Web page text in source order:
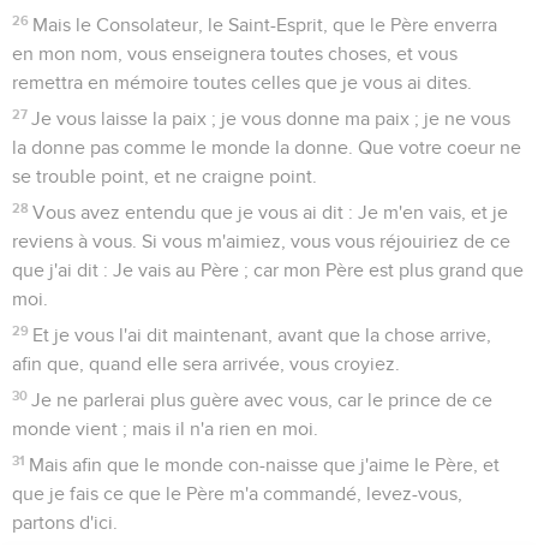
26 Mais le Consolateur, le Saint-Esprit, que le Père enverra
en mon nom, vous enseignera toutes choses, et vous
remettra en mémoire toutes celles que je vous ai dites.
27 Je vous laisse la paix ; je vous donne ma paix ; je ne vous
la donne pas comme le monde la donne. Que votre coeur ne
se trouble point, et ne craigne point.
28 Vous avez entendu que je vous ai dit : Je m'en vais, et je
reviens à vous. Si vous m'aimiez, vous vous réjouiriez de ce
que j'ai dit : Je vais au Père ; car mon Père est plus grand que
moi.
29 Et je vous l'ai dit maintenant, avant que la chose arrive,
afin que, quand elle sera arrivée, vous croyiez.
30 Je ne parlerai plus guère avec vous, car le prince de ce
monde vient ; mais il n'a rien en moi.
31 Mais afin que le monde con-naisse que j'aime le Père, et
que je fais ce que le Père m'a commandé, levez-vous,
partons d'ici.